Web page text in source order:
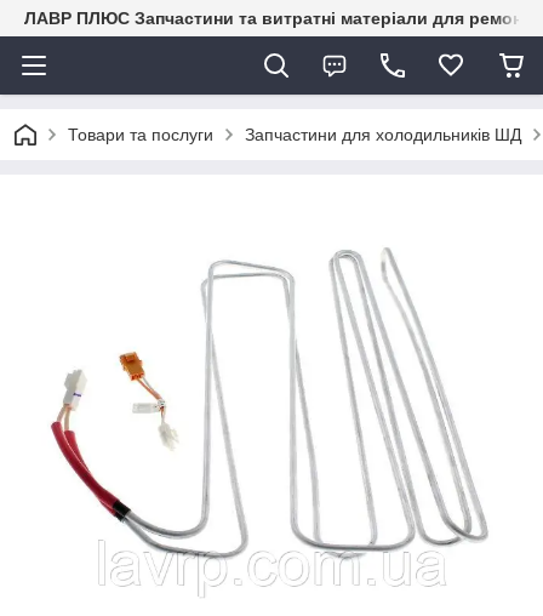
ЛАВР ПЛЮС Запчастини та витратні матеріали для ремонту
Товари та послуги Запчастини для холодильників ШД